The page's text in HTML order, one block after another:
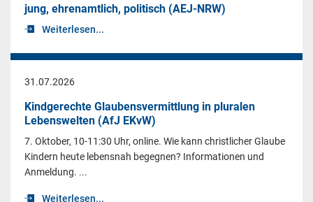
jung, ehrenamtlich, politisch (AEJ-NRW)
Weiterlesen...
31.07.2026
Kindgerechte Glaubensvermittlung in pluralen
Lebenswelten (AfJ EKvW)
7. Oktober, 10-11:30 Uhr, online. Wie kann christlicher Glaube
Kindern heute lebensnah begegnen? Informationen und
Anmeldung. ...
Weiterlesen...